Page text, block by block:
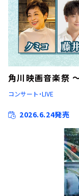
角川映画音楽祭
コンサート・LIVE
2026.6.24発売